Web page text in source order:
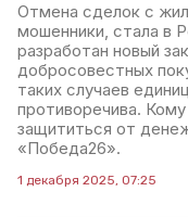
Отмена сделок с
мошенники, стала в
разработан новый
добросовестных
таких случаев
противоречива.
защититься от
«Победа26».
1 декабря 2025, 07:25